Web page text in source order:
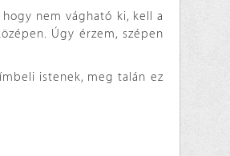
nem vágható ki, kell a
Úgy érzem, szépen
istenek, meg talán ez